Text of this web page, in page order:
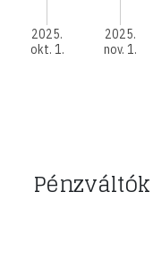
2025.
okt. 1.
2025.
nov. 1.